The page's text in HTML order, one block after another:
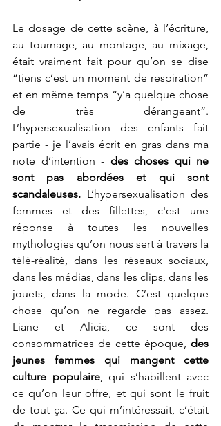
Le dosage de cette scène, à l’écriture,
au tournage, au montage, au mixage,
était vraiment fait pour qu’on se dise
“tiens c’est un moment de respiration”
et en même temps “y’a quelque chose
de très dérangeant”.
L’hypersexualisation des enfants fait
partie - je l’avais écrit en gras dans ma
note d’intention - des choses qui ne
sont pas abordées et qui sont
scandaleuses. L’hypersexualisation des
femmes et des fillettes, c'est une
réponse à toutes les nouvelles
mythologies qu’on nous sert à travers la
télé-réalité, dans les réseaux sociaux,
dans les médias, dans les clips, dans les
jouets, dans la mode. C’est quelque
chose qu’on ne regarde pas assez.
Liane et Alicia, ce sont des
consommatrices de cette époque, des
jeunes femmes qui mangent cette
culture populaire, qui s’habillent avec
ce qu’on leur offre, et qui sont le fruit
de tout ça. Ce qui m’intéressait, c’était